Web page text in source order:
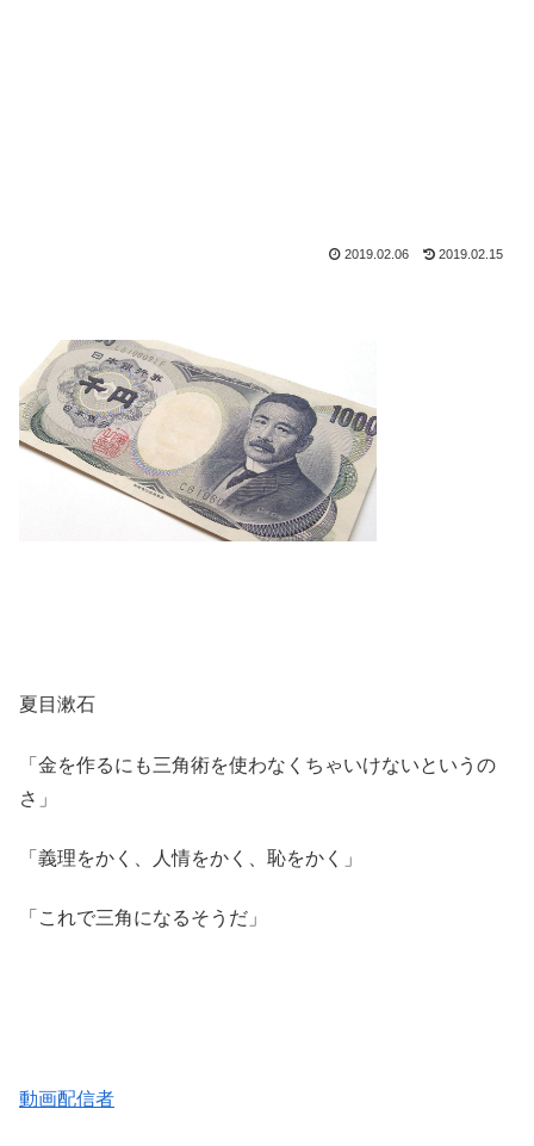
2019.02.06 2019.02.15
夏目漱石
「金を作るにも三角術を使わなくちゃいけないというの
さ」
「義理をかく、人情をかく、恥をかく」
「これで三角になるそうだ」
動画配信者